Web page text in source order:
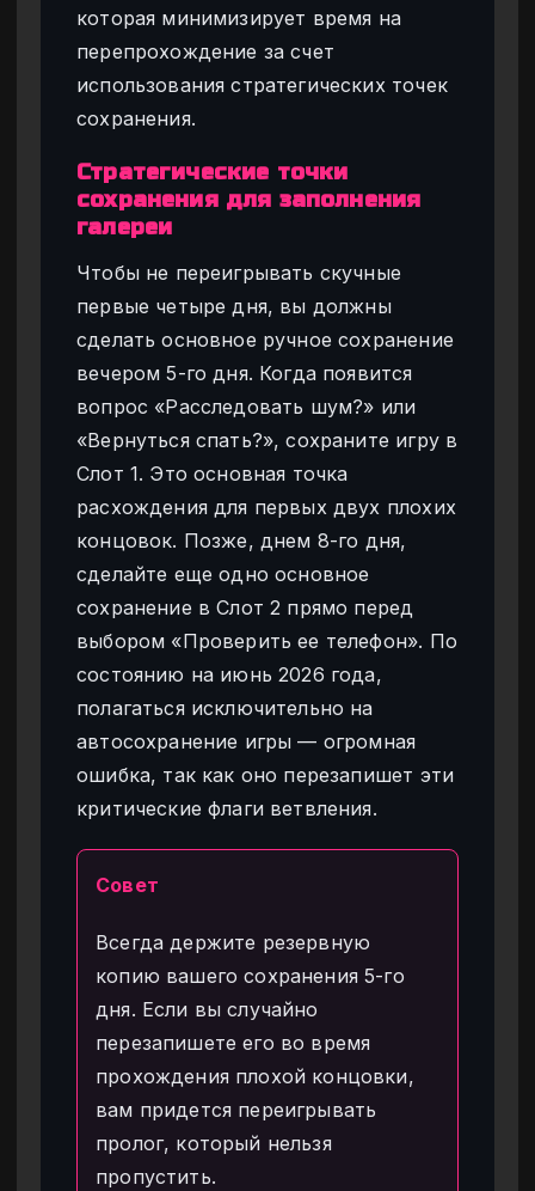
которая минимизирует время на
перепрохождение за счет
использования стратегических точек
сохранения.
Стратегические точки
сохранения для заполнения
галереи
Чтобы не переигрывать скучные
первые четыре дня, вы должны
сделать основное ручное сохранение
вечером 5-го дня. Когда появится
вопрос «Расследовать шум?» или
«Вернуться спать?», сохраните игру в
Слот 1. Это основная точка
расхождения для первых двух плохих
концовок. Позже, днем 8-го дня,
сделайте еще одно основное
сохранение в Слот 2 прямо перед
выбором «Проверить ее телефон». По
состоянию на июнь 2026 года,
полагаться исключительно на
автосохранение игры — огромная
ошибка, так как оно перезапишет эти
критические флаги ветвления.
Совет
Всегда держите резервную
копию вашего сохранения 5-го
дня. Если вы случайно
перезапишете его во время
прохождения плохой концовки,
вам придется переигрывать
пролог, который нельзя
пропустить.